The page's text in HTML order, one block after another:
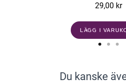
29,00 kr
LÄGG I
Du kanske